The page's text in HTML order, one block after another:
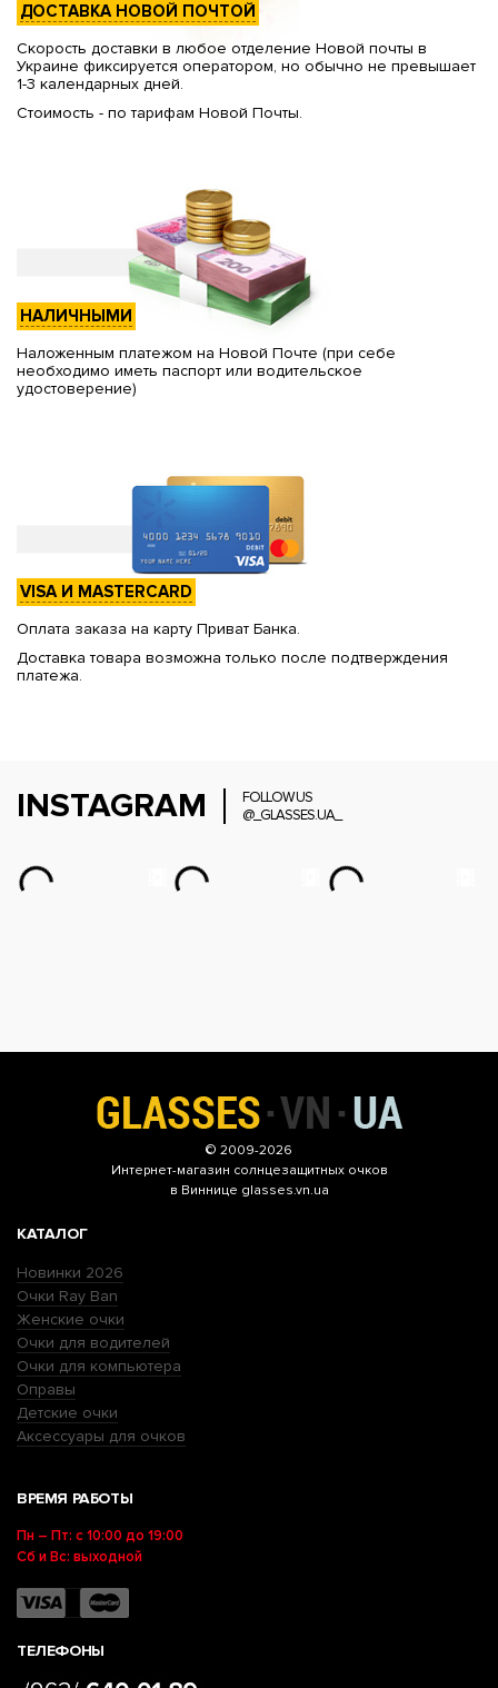
ДОСТАВКА НОВОЙ ПОЧТОЙ
Скорость доставки в любое отделение Новой почты в
Украине фиксируется оператором, но обычно не превышает
1-3 календарных дней.
Стоимость - по тарифам Новой Почты.
НАЛИЧНЫМИ
Наложенным платежом на Новой Почте (при себе
необходимо иметь паспорт или водительское
удостоверение)
VISA И MASTERCARD
Оплата заказа на карту Приват Банка.
Доставка товара возможна только после подтверждения
платежа.
INSTAGRAM
FOLLOW US
@_GLASSES.UA_
© 2009-2026
Интернет-магазин солнцезащитных очков
в Виннице glasses.vn.ua
КАТАЛОГ
Новинки 2026
Очки Ray Ban
Женские очки
Очки для водителей
Очки для компьютера
Оправы
Детские очки
Аксессуары для очков
ВРЕМЯ РАБОТЫ
Пн – Пт: с 10:00 до 19:00
Сб и Вс: выходной
ТЕЛЕФОНЫ